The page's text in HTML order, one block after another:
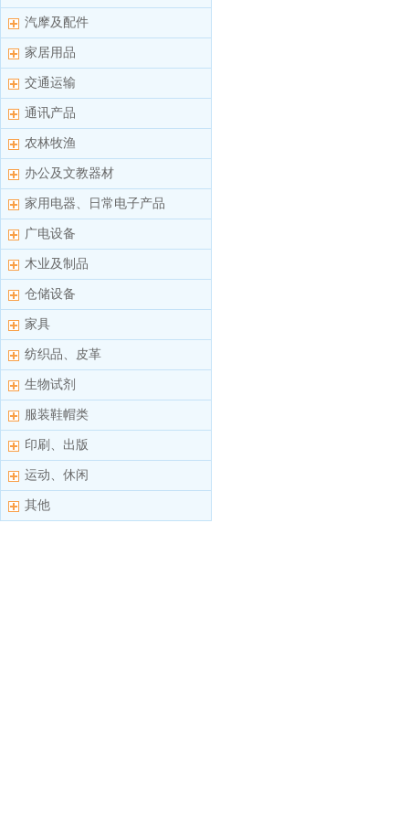
汽摩及配件
家居用品
交通运输
通讯产品
农林牧渔
办公及文教器材
家用电器、日常电子产品
广电设备
木业及制品
仓储设备
家具
纺织品、皮革
生物试剂
服装鞋帽类
印刷、出版
运动、休闲
其他